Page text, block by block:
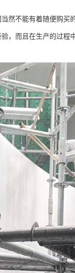
然不能有着随便购买
，而且在生产的过程